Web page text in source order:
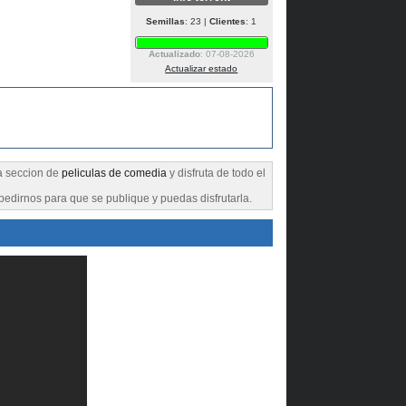
Semillas: 23 |Clientes: 1
Actualizado: 07-08-2026
Actualizar estado
seccion de peliculas de comedia y disfruta de todo el
para que se publique y puedas disfrutarla.